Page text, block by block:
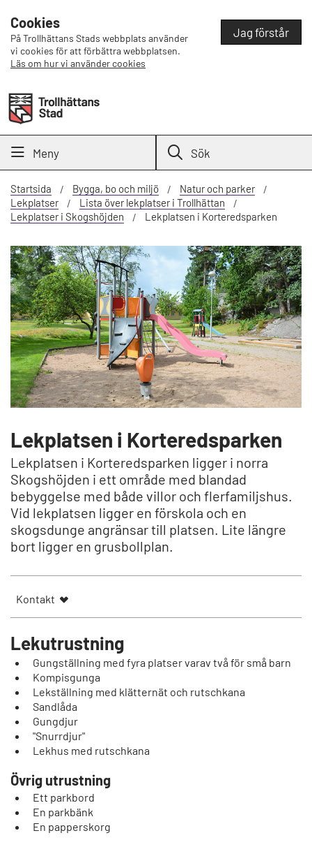
Cookies
På Trollhättans Stads webbplats använder
vi cookies för att förbättra webbplatsen.
Läs om hur vi använder cookies
Jag förstår
Meny Sök
Startsida Bygga, bo och miljö
Natur och parker
Lekplatser
Lista över lekplatser i Trollhättan
Lekplatser i Skogshöjden
Lekplatsen i Korteredsparken
Lekplatsen i Korteredsparken
Lekplatsen i Korteredsparken ligger i norra
Skogshöjden i ett område med blandad
bebyggelse med både villor och flerfamiljshus.
Vid lekplatsen ligger en förskola och en
skogsdunge angränsar till platsen. Lite längre
bort ligger en grusbollplan.
Kontakt
Lekutrustning
Gungställning med fyra platser varav två för små barn
Kompisgunga
Lekställning med klätternät och rutschkana
Sandlåda
Gungdjur
"Snurrdjur"
Lekhus med rutschkana
Övrig utrustning
Ett parkbord
En parkbänk
En papperskorg